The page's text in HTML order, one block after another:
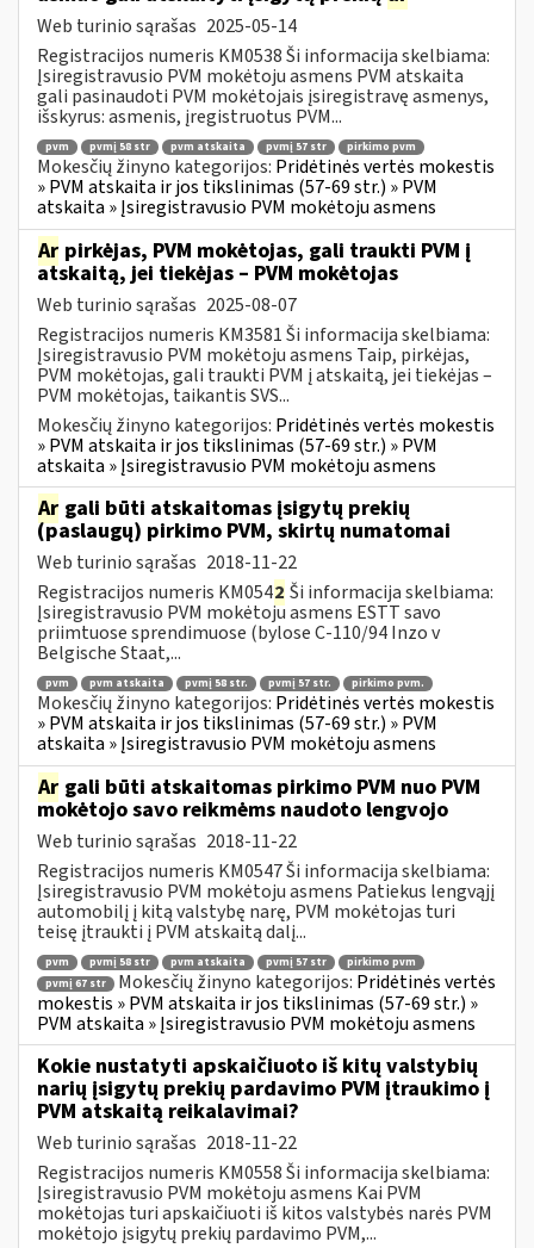
Web turinio sąrašas 2025-05-14
Registracijos numeris KM0538 Ši informacija skelbiama:
Įsiregistravusio PVM mokėtoju asmens PVM atskaita
gali pasinaudoti PVM mokėtojais įsiregistravę asmenys,
išskyrus: asmenis, įregistruotus PVM...
pvm pvmį 58 str pvm atskaita pvmį 57 str pirkimo pvm
Mokesčių žinyno kategorijos: Pridėtinės vertės mokestis
» PVM atskaita ir jos tikslinimas (57-69 str.) » PVM
atskaita » Įsiregistravusio PVM mokėtoju asmens
Ar pirkėjas, PVM mokėtojas, gali traukti PVM į
atskaitą, jei tiekėjas – PVM mokėtojas
Web turinio sąrašas 2025-08-07
Registracijos numeris KM3581 Ši informacija skelbiama:
Įsiregistravusio PVM mokėtoju asmens Taip, pirkėjas,
PVM mokėtojas, gali traukti PVM į atskaitą, jei tiekėjas –
PVM mokėtojas, taikantis SVS...
Mokesčių žinyno kategorijos: Pridėtinės vertės mokestis
» PVM atskaita ir jos tikslinimas (57-69 str.) » PVM
atskaita » Įsiregistravusio PVM mokėtoju asmens
Ar gali būti atskaitomas įsigytų prekių
(paslaugų) pirkimo PVM, skirtų numatomai
Web turinio sąrašas 2018-11-22
Registracijos numeris KM0542 Ši informacija skelbiama:
Įsiregistravusio PVM mokėtoju asmens ESTT savo
priimtuose sprendimuose (bylose C-110/94 Inzo v
Belgische Staat,...
pvm pvm atskaita pvmį 58 str. pvmį 57 str. pirkimo pvm.
Mokesčių žinyno kategorijos: Pridėtinės vertės mokestis
» PVM atskaita ir jos tikslinimas (57-69 str.) » PVM
atskaita » Įsiregistravusio PVM mokėtoju asmens
Ar gali būti atskaitomas pirkimo PVM nuo PVM
mokėtojo savo reikmėms naudoto lengvojo
Web turinio sąrašas 2018-11-22
Registracijos numeris KM0547 Ši informacija skelbiama:
Įsiregistravusio PVM mokėtoju asmens Patiekus lengvąjį
automobilį į kitą valstybę narę, PVM mokėtojas turi
teisę įtraukti į PVM atskaitą dalį...
pvm pvmį 58 str pvm atskaita pvmį 57 str
pirkimo pvm
pvmį 67 str
Mokesčių žinyno kategorijos: Pridėtinės vertės
mokestis » PVM atskaita ir jos tikslinimas (57-69 str.) »
PVM atskaita » Įsiregistravusio PVM mokėtoju asmens
Kokie nustatyti apskaičiuoto iš kitų valstybių
narių įsigytų prekių pardavimo PVM įtraukimo į
PVM atskaitą reikalavimai?
Web turinio sąrašas 2018-11-22
Registracijos numeris KM0558 Ši informacija skelbiama:
Įsiregistravusio PVM mokėtoju asmens Kai PVM
mokėtojas turi apskaičiuoti iš kitos valstybės narės PVM
mokėtojo įsigytų prekių pardavimo PVM,...